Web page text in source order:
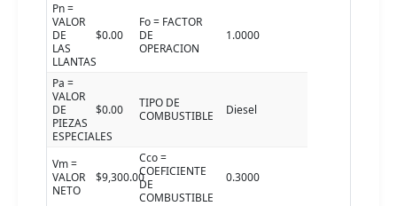
Pn =
VALOR
DE
LAS
LLANTAS
$0.00
Fo = FACTOR
DE
OPERACION
1.0000
Pa =
VALOR
DE
PIEZAS
ESPECIALES
$0.00
TIPO DE
COMBUSTIBLE
Diesel
Vm =
VALOR
NETO
$9,300.00
Cco =
COEFICIENTE
DE
COMBUSTIBLE
0.3000